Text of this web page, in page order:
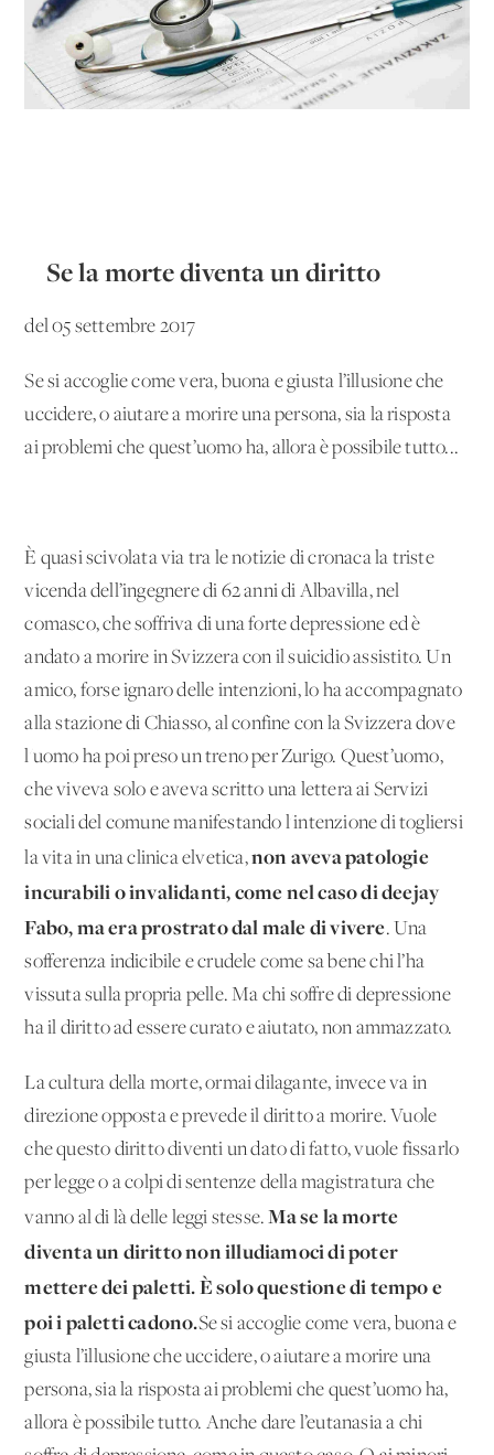
Se la morte diventa un diritto
del 05 settembre 2017
Se si accoglie come vera, buona e giusta l’illusione che
uccidere, o aiutare a morire una persona, sia la risposta
ai problemi che quest’uomo ha, allora è possibile tutto...
È quasi scivolata via tra le notizie di cronaca la triste
vicenda dell’ingegnere di 62 anni di Albavilla, nel
comasco, che soffriva di una forte depressione ed è
andato a morire in Svizzera con il suicidio assistito. Un
amico, forse ignaro delle intenzioni, lo ha accompagnato
alla stazione di Chiasso, al confine con la Svizzera dove
l'uomo ha poi preso un treno per Zurigo. Quest’uomo,
che viveva solo e aveva scritto una lettera ai Servizi
sociali del comune manifestando l'intenzione di togliersi
la vita in una clinica elvetica,non aveva patologie
incurabili o invalidanti, come nel caso di deejay
Fabo, ma era prostrato dal male di vivere. Una
sofferenza indicibile e crudele come sa bene chi l’ha
vissuta sulla propria pelle. Ma chi soffre di depressione
ha il diritto ad essere curato e aiutato, non ammazzato.
La cultura della morte, ormai dilagante, invece va in
direzione opposta e prevede il diritto a morire. Vuole
che questo diritto diventi un dato di fatto, vuole fissarlo
per legge o a colpi di sentenze della magistratura che
vanno al di là delle leggi stesse.Ma se la morte
diventa un diritto non illudiamoci di poter
mettere dei paletti. È solo questione di tempo e
poi i paletti cadono.Se si accoglie come vera, buona e
giusta l’illusione che uccidere, o aiutare a morire una
persona, sia la risposta ai problemi che quest’uomo ha,
allora è possibile tutto. Anche dare l’eutanasia a chi